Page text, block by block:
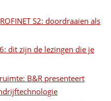
S2: doordraaien als
dit zijn de lezingen die je
B&R presenteert